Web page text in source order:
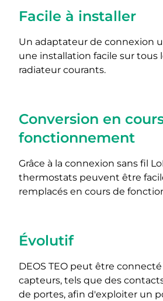
Facile à installer
Un adaptateur de connexion
une installation facile sur tous
radiateur courants.
Conversion en
fonctionnement
Grâce à la connexion sans fil
thermostats peuvent être
remplacés en cours de
Évolutif
DEOS TEO peut être
capteurs, tels que des
de portes, afin d'exploiter un